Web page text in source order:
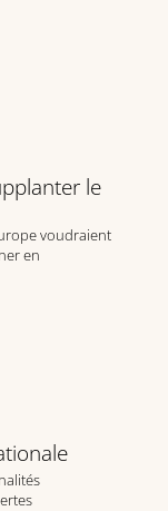
le
voudraient
en
des